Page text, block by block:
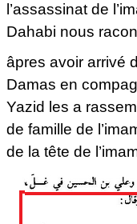
l’assassinat de
Dahabi nous
âpres avoir arrivé
Damas en
Yazid les a
de famille de
de la tête de